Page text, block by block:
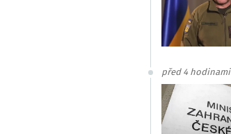
před 4 hodinami